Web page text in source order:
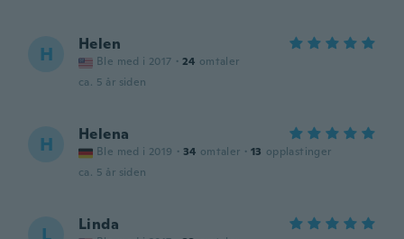
H Helen
Ble med i 2017 · 24 omtaler
ca. 5 år siden
H Helena
Ble med i 2019 · 34 omtaler · 13 opplastinger
ca. 5 år siden
Linda